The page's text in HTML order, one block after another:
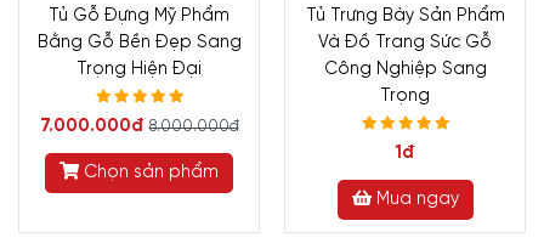
Tủ Gỗ Đựng Mỹ Phẩm
Bằng Gỗ Bền Đẹp Sang
Trọng Hiện Đại
7.000.000đ 8.000.000đ
Chọn sản phẩm
Tủ Trưng Bày Sản Phẩm
Và Đồ Trang Sức Gỗ
Công Nghiệp Sang
Trọng
1đ
Mua ngay